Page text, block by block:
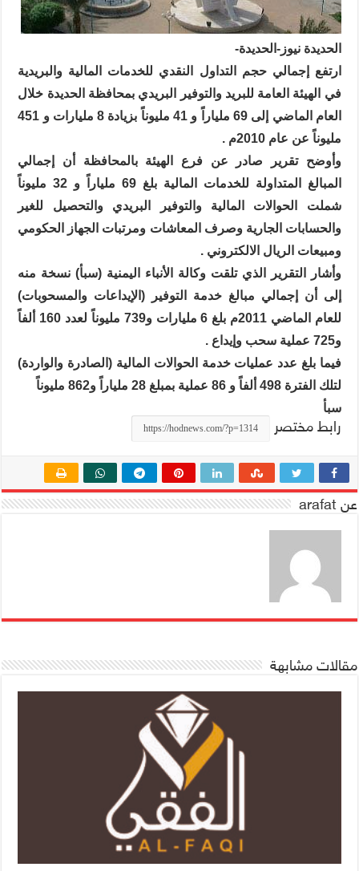
الحديدة نيوز-الحديدة-
ارتفع إجمالي حجم التداول النقدي للخدمات المالية والبريدية
في الهيئة العامة للبريد والتوفير البريدي بمحافظة الحديدة خلال
العام الماضي إلى 69 ملياراً و 41 مليوناً بزيادة 8 مليارات و 451
مليوناً عن عام 2010م .
وأوضح تقرير صادر عن فرع الهيئة بالمحافظة أن إجمالي
المبالغ المتداولة للخدمات المالية بلغ 69 ملياراً و 32 مليوناً
شملت الحوالات المالية والتوفير البريدي والتحصيل للغير
والحسابات الجارية وصرف المعاشات ومرتبات الجهاز الحكومي
ومبيعات الريال الالكتروني .
وأشار التقرير الذي تلقت وكالة الأنباء اليمنية (سبأ) نسخة منه
إلى أن إجمالي مبالغ خدمة التوفير (الإيداعات والمسحوبات)
للعام الماضي 2011م بلغ 6 مليارات و739 مليوناً لعدد 160 ألفاً
و725 عملية سحب وإيداع .
فيما بلغ عدد عمليات خدمة الحوالات المالية (الصادرة والواردة)
لتلك الفترة 498 ألفاً و 86 عملية بمبلغ 28 ملياراً و862 مليوناً
سبأ
رابط مختصر
عن arafat
مقالات مشابهة